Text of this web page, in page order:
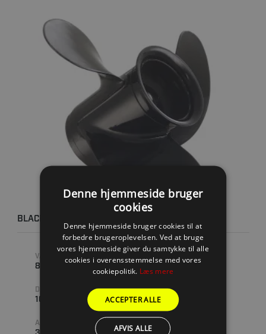
BLACKMAX 10 3/8 X 14 RH
VARENUMMER
816706A45
STIGNING
14 " (TOMMER)
DIAMETER
10.8 " (TOMMER)
MATERIALE
ALUMINIUM
ANTAL BLADE
Denne hjemmeside bruger
cookies
Denne hjemmeside bruger cookies til at
forbedre brugeroplevelsen. Ved at bruge
vores hjemmeside giver du samtykke til alle
cookies i overensstemmelse med vores
cookiepolitik. Læs mere
ACCEPTER ALLE
AFVIS ALLE